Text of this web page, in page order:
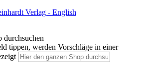
Verlag - English
durchsuchen
tippen, werden Vorschläge in einer